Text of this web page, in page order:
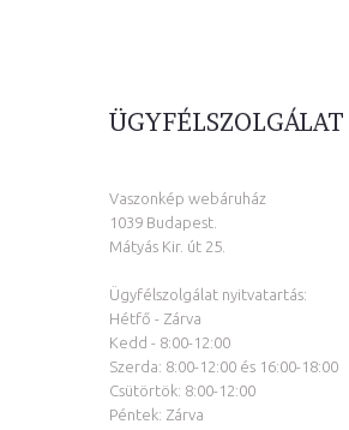
ÜGYFÉLSZOLGÁLAT
Vaszonkép webáruház
1039 Budapest.
Mátyás Kir. út 25.
Ügyfélszolgálat nyitvatartás:
Hétfő - Zárva
Kedd - 8:00-12:00
Szerda: 8:00-12:00 és 16:00-18:00
Csütörtök: 8:00-12:00
Péntek: Zárva